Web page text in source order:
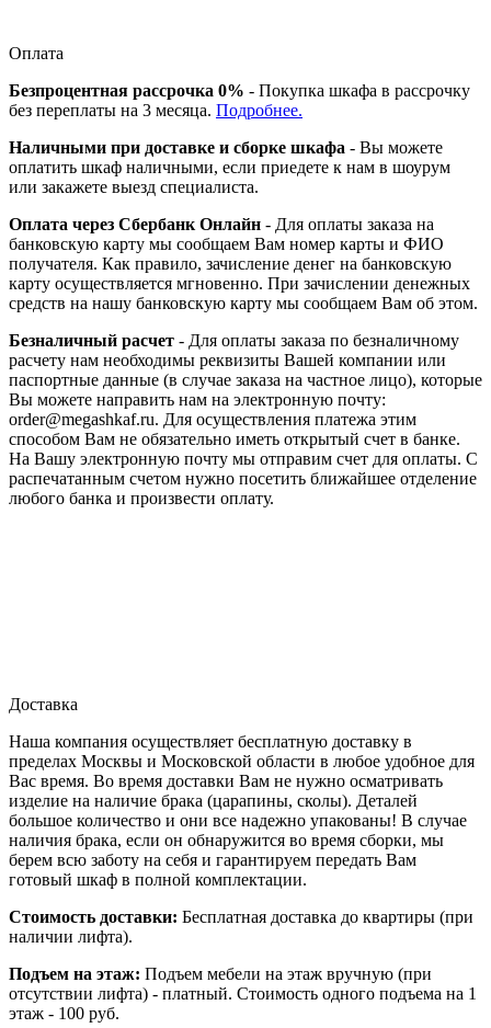
Оплата
Безпроцентная рассрочка 0% - Покупка шкафа в рассрочку
без переплаты на 3 месяца. Подробнее.
Наличными при доставке и сборке шкафа - Вы можете
оплатить шкаф наличными, если приедете к нам в шоурум
или закажете выезд специалиста.
Оплата через Сбербанк Онлайн - Для оплаты заказа на
банковскую карту мы сообщаем Вам номер карты и ФИО
получателя. Как правило, зачисление денег на банковскую
карту осуществляется мгновенно. При зачислении денежных
средств на нашу банковскую карту мы сообщаем Вам об этом.
Безналичный расчет - Для оплаты заказа по безналичному
расчету нам необходимы реквизиты Вашей компании или
паспортные данные (в случае заказа на частное лицо), которые
Вы можете направить нам на электронную почту:
order@megashkaf.ru. Для осуществления платежа этим
способом Вам не обязательно иметь открытый счет в банке.
На Вашу электронную почту мы отправим счет для оплаты. С
распечатанным счетом нужно посетить ближайшее отделение
любого банка и произвести оплату.
Доставка
Наша компания осуществляет бесплатную доставку в
пределах Москвы и Московской области в любое удобное для
Вас время. Во время доставки Вам не нужно осматривать
изделие на наличие брака (царапины, сколы). Деталей
большое количество и они все надежно упакованы! В случае
наличия брака, если он обнаружится во время сборки, мы
берем всю заботу на себя и гарантируем передать Вам
готовый шкаф в полной комплектации.
Стоимость доставки: Бесплатная доставка до квартиры (при
наличии лифта).
Подъем на этаж: Подъем мебели на этаж вручную (при
отсутствии лифта) - платный. Стоимость одного подъема на 1
этаж - 100 руб.